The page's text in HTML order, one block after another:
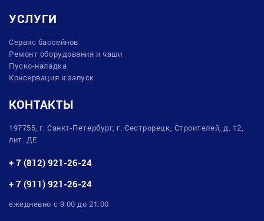
УСЛУГИ
Сервис бассейнов
Ремонт оборудования и чаши
Пуско-наладка
Консервация и запуск
КОНТАКТЫ
197755, г. Санкт-Петербург, г. Сестрорецк, Строителей, д. 12,
лит. ДЕ
+ 7 (812) 921-26-24
+ 7 (911) 921-26-24
ежедневно с 9:00 до 21:00